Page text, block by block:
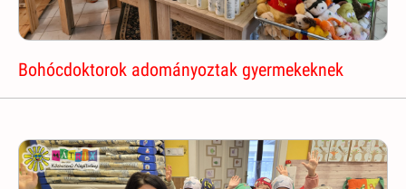
Bohócdoktorok adományoztak gyermekeknek